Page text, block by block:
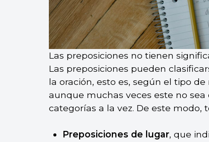
Las preposiciones no tienen
Las preposiciones pueden
la oración, esto es, según el tipo
aunque muchas veces este no
categorías a la vez. De este modo,
Preposiciones de lugar, que